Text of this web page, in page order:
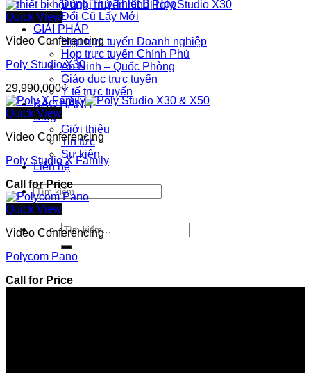
Dùng Thử Thiết Bị Họp
Đổi Cũ Lấy Mới
GIẢI PHÁP
Họp trực tuyến Doanh nghiệp
Họp trực tuyến Chính Phủ
An Ninh – Quốc Phòng
Giáo dục trực tuyến
Y tế trực tuyến
BẢO HÀNH
Blog
Giới thiệu
Tin tức
Sự kiện
Liên hệ
Tìm
kiếm:
Tìm
kiếm:
Quick View
Video Conferencing
Poly Studio X30
29,990,000₫
Quick View
Video Conferencing
Poly Studio X Family
Call for Price
Quick View
Video Conferencing
Polycom Pano
Call for Price